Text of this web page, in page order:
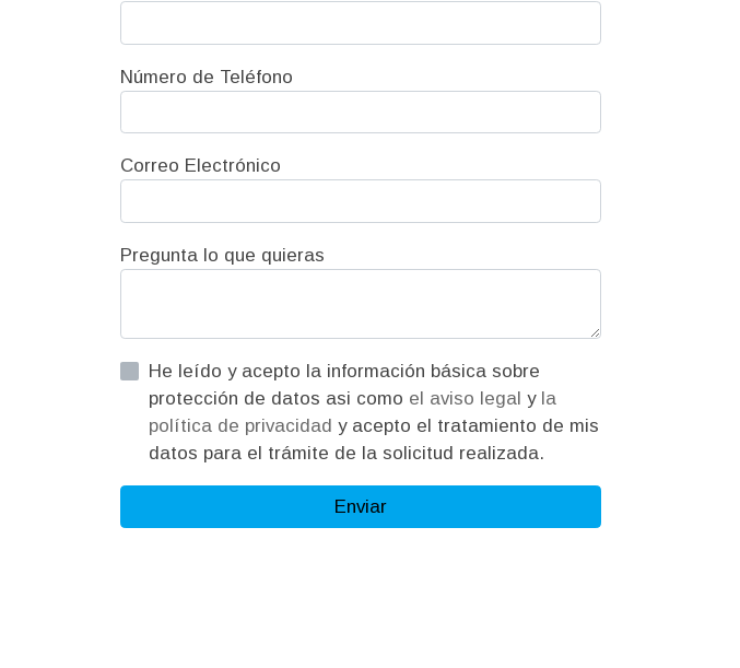
Número de Teléfono
Correo Electrónico
Pregunta lo que quieras
He leído y acepto la información básica sobre
protección de datos asi como el aviso legal y la
política de privacidad y acepto el tratamiento de mis
datos para el trámite de la solicitud realizada.
Enviar